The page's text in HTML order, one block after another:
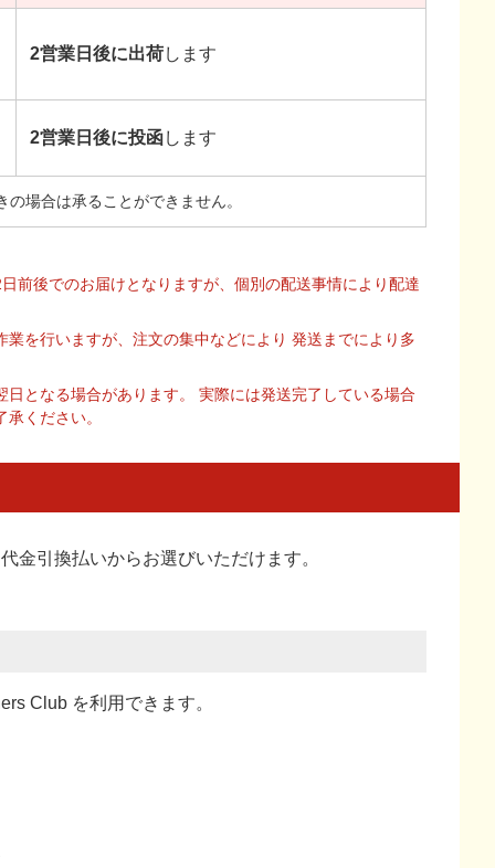
2営業日後に出荷します
2営業日後に投函します
場合は承ることができません。
前後でのお届けとなりますが、個別の配送事情により配達
を行いますが、注文の集中などにより 発送までにより多
となる場合があります。 実際には発送完了している場合
ください。
金引換払いからお選びいただけます。
Club を利用できます。